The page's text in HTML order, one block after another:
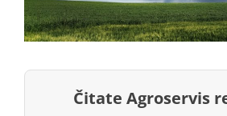
Čitate Agroservis